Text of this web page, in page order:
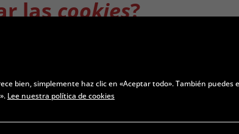
lascookies?
particular para un dominio específico.
para los
bien, simplemente haz clic en «Aceptar todo». También
Lee nuestra política de cookies